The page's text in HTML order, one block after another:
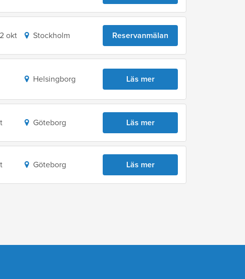
okt Stockholm Reservanmälan
Helsingborg Läs mer
Göteborg Läs mer
Göteborg Läs mer